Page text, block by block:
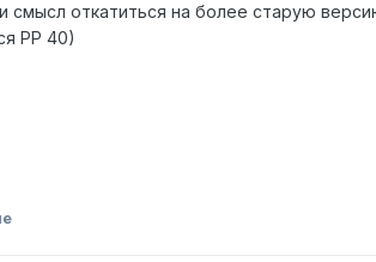
откатиться на более старую
PP 40)